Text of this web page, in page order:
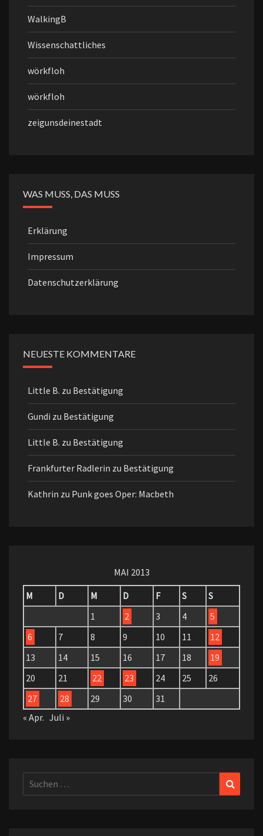
WalkingB
Wissenschattliches
wörkfloh
wörkfloh
zeigunsdeinestadt
WAS MUSS, DAS MUSS
Erklärung
Impressum
Datenschutzerklärung
NEUESTE KOMMENTARE
Little B. zu Bestätigung
Gundi zu Bestätigung
Little B. zu Bestätigung
Frankfurter Radlerin zu Bestätigung
Kathrin zu Punk goes Oper: Macbeth
MAI 2013
M
D M D F S
S
1
2 3 4
5
6
7 8 9 10 11
12
13
14 15 16 17 18
19
20
21 22 23 24 25
26
27
28 29 30
31
« Apr. Juli »
Suchen
nach: